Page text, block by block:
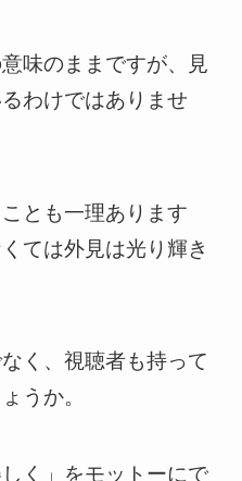
味のままですが、見
わけではありませ
とも一理あります
ては外見は光り輝き
く、視聴者も持って
うか。
く」をモットーにで